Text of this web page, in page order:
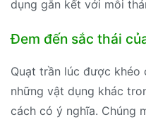
dụng gắn kết với mỗi
Đem đến sắc thái
Quạt trần lúc được khéo
những vật dụng khác
cách có ý nghĩa. Chúng